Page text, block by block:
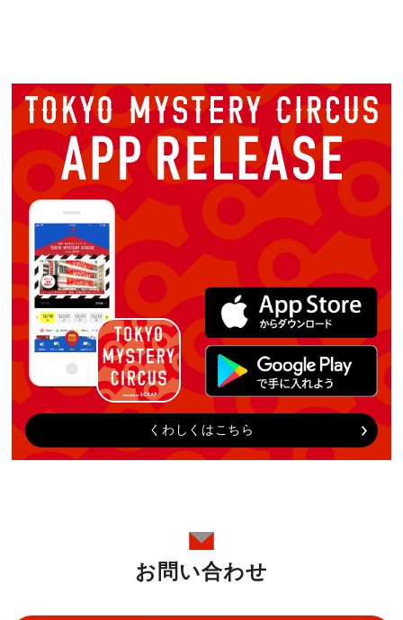
くわしくはこちら
お問い合わせ